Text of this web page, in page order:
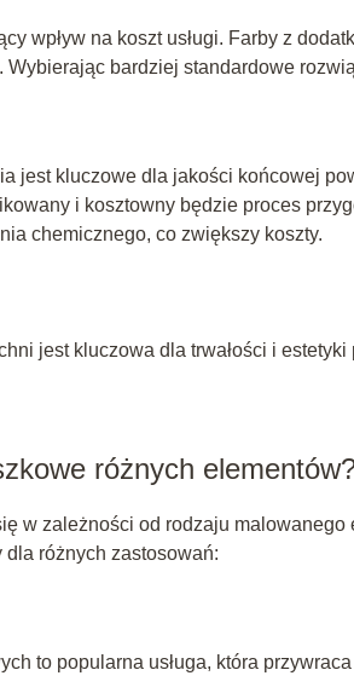
wpływ na koszt usługi. Farby z
Wybierając bardziej standardowe
jest kluczowe dla jakości końcowej
i kosztowny będzie proces
chemicznego, co zwiększy koszty.
jest kluczowa dla trwałości i estetyki
różnych
w zależności od rodzaju malowanego
różnych zastosowań:
to popularna usługa, która